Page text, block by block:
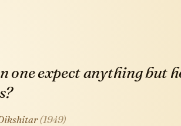
one expect anything but
(1949)